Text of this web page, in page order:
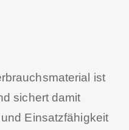
ist
sichert damit
Einsatzfähigkeit